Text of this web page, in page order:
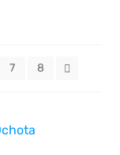
7 8